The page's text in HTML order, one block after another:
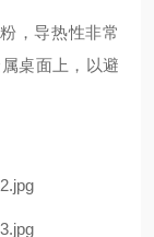
，导热性非常
桌面上，以避